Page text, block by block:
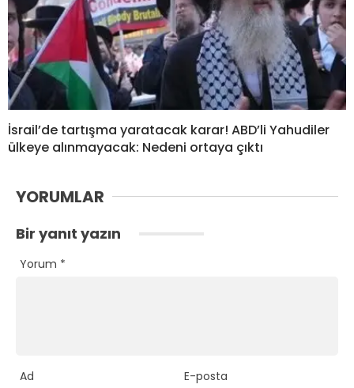
İsrail’de tartışma yaratacak karar! ABD’li Yahudiler
ülkeye alınmayacak: Nedeni ortaya çıktı
YORUMLAR
Bir yanıt yazın
Yorum *
Ad E-posta